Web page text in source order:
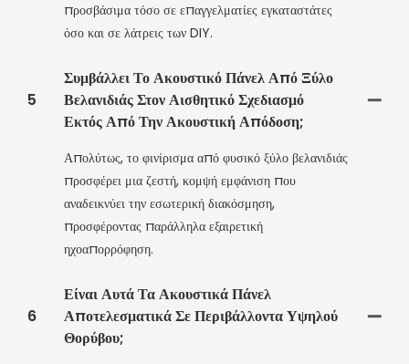
προσβάσιμα τόσο σε επαγγελματίες εγκαταστάτες
όσο και σε λάτρεις των DIY.
5
Συμβάλλει Το Ακουστικό Πάνελ Από Ξύλο
Βελανιδιάς Στον Αισθητικό Σχεδιασμό
Εκτός Από Την Ακουστική Απόδοση;
Απολύτως, το φινίρισμα από φυσικό ξύλο βελανιδιάς
προσφέρει μια ζεστή, κομψή εμφάνιση που
αναδεικνύει την εσωτερική διακόσμηση,
προσφέροντας παράλληλα εξαιρετική
ηχοαπορρόφηση.
6
Είναι Αυτά Τα Ακουστικά Πάνελ
Αποτελεσματικά Σε Περιβάλλοντα Υψηλού
Θορύβου;